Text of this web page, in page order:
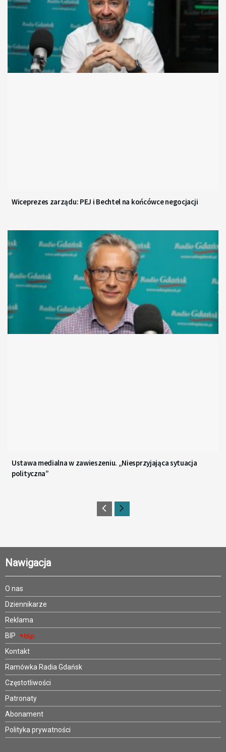
Wiceprezes zarządu: PEJ i Bechtel na końcówce negocjacji
Ustawa medialna w zawieszeniu. „Niesprzyjająca sytuacja
polityczna”
Nawigacja
O nas
Dziennikarze
Reklama
BIP
Kontakt
Ramówka Radia Gdańsk
Częstotliwości
Patronaty
Abonament
Polityka prywatności